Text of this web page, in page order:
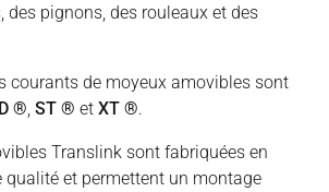
des pignons, des rouleaux et des
courants de moyeux amovibles sont
® ST ® et XT ®.
Translink sont fabriquées en
qualité et permettent un montage